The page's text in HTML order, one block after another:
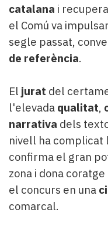
catalana i
el Comú va
segle passat,
de referència.
El jurat del
l'elevada qualitat,
narrativa dels
nivell ha
confirma el gran
zona i dona
el concurs en una
comarcal.